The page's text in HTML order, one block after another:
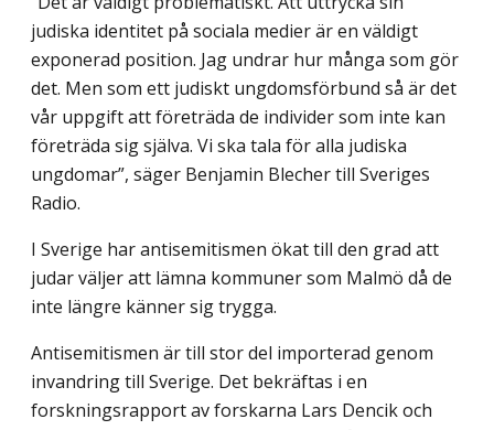
judiska identitet på sociala medier är en väldigt
exponerad position. Jag undrar hur många som gör
det. Men som ett judiskt ungdomsförbund så är det
vår uppgift att företräda de individer som inte kan
företräda sig själva. Vi ska tala för alla judiska
ungdomar”, säger Benjamin Blecher till Sveriges
Radio.
I Sverige har antisemitismen ökat till den grad att
judar väljer att lämna kommuner som Malmö då de
inte längre känner sig trygga.
Antisemitismen är till stor del importerad genom
invandring till Sverige. Det bekräftas i en
forskningsrapport av forskarna Lars Dencik och